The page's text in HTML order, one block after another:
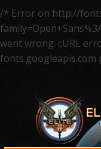
/* Error on http://
went wrong: cURL